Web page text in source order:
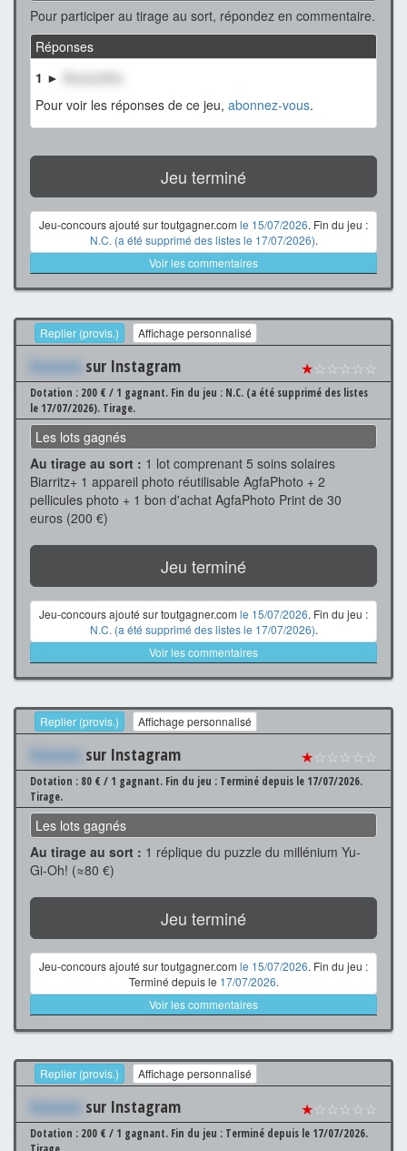
Pour participer au tirage au sort, répondez en commentaire.
Réponses
1 ►
Pour voir les réponses de ce jeu, abonnez-vous.
Jeu terminé
Jeu-concours ajouté sur toutgagner.com le 15/07/2026. Fin du jeu :
N.C. (a été supprimé des listes le 17/07/2026).
Voir les commentaires
Replier (provis.) Affichage personnalisé
Xxxxxxx sur Instagram ★☆☆☆☆☆
Dotation : 200 € / 1 gagnant. Fin du jeu : N.C. (a été supprimé des listes
le 17/07/2026). Tirage.
Les lots gagnés
Au tirage au sort : 1 lot comprenant 5 soins solaires
Biarritz+ 1 appareil photo réutilisable AgfaPhoto + 2
pellicules photo + 1 bon d'achat AgfaPhoto Print de 30
euros (200 €)
Jeu terminé
Jeu-concours ajouté sur toutgagner.com le 15/07/2026. Fin du jeu :
N.C. (a été supprimé des listes le 17/07/2026).
Voir les commentaires
Replier (provis.) Affichage personnalisé
Xxxxxxx sur Instagram ★☆☆☆☆☆
Dotation : 80 € / 1 gagnant. Fin du jeu : Terminé depuis le 17/07/2026.
Tirage.
Les lots gagnés
Au tirage au sort : 1 réplique du puzzle du millénium Yu-
Gi-Oh! (≈80 €)
Jeu terminé
Jeu-concours ajouté sur toutgagner.com le 15/07/2026. Fin du jeu :
Terminé depuis le 17/07/2026.
Voir les commentaires
Replier (provis.) Affichage personnalisé
Xxxxxxx sur Instagram ★☆☆☆☆☆
Dotation : 200 € / 1 gagnant. Fin du jeu : Terminé depuis le 17/07/2026.